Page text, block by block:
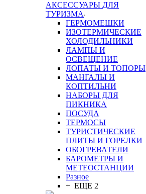
АКСЕССУАРЫ ДЛЯ
ТУРИЗМА
ГЕРМОМЕШКИ
ИЗОТЕРМИЧЕСКИЕ
ХОЛОДИЛЬНИКИ
ЛАМПЫ И
ОСВЕЩЕНИЕ
ЛОПАТЫ И ТОПОРЫ
МАНГАЛЫ И
КОПТИЛЬНИ
НАБОРЫ ДЛЯ
ПИКНИКА
ПОСУДА
ТЕРМОСЫ
ТУРИСТИЧЕСКИЕ
ПЛИТЫ И ГОРЕЛКИ
ОБОГРЕВАТЕЛИ
БАРОМЕТРЫ И
МЕТЕОСТАНЦИИ
Разное
+ ЕЩЕ 2